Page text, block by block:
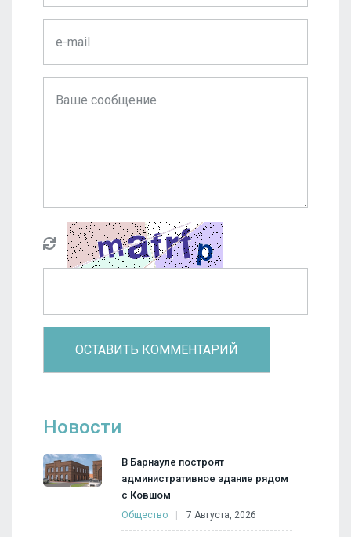
Новости
В Барнауле построят
административное здание рядом
с Ковшом
Общество 7 Августа, 2026